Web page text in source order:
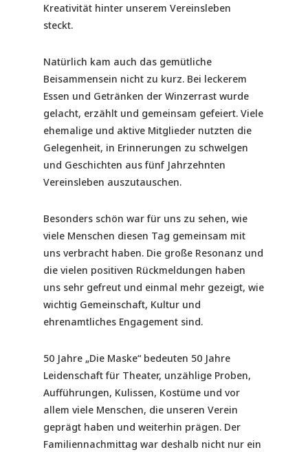
Kreativität hinter unserem Vereinsleben
steckt.
Natürlich kam auch das gemütliche
Beisammensein nicht zu kurz. Bei leckerem
Essen und Getränken der Winzerrast wurde
gelacht, erzählt und gemeinsam gefeiert. Viele
ehemalige und aktive Mitglieder nutzten die
Gelegenheit, in Erinnerungen zu schwelgen
und Geschichten aus fünf Jahrzehnten
Vereinsleben auszutauschen.
Besonders schön war für uns zu sehen, wie
viele Menschen diesen Tag gemeinsam mit
uns verbracht haben. Die große Resonanz und
die vielen positiven Rückmeldungen haben
uns sehr gefreut und einmal mehr gezeigt, wie
wichtig Gemeinschaft, Kultur und
ehrenamtliches Engagement sind.
50 Jahre „Die Maske“ bedeuten 50 Jahre
Leidenschaft für Theater, unzählige Proben,
Aufführungen, Kulissen, Kostüme und vor
allem viele Menschen, die unseren Verein
geprägt haben und weiterhin prägen. Der
Familiennachmittag war deshalb nicht nur ein